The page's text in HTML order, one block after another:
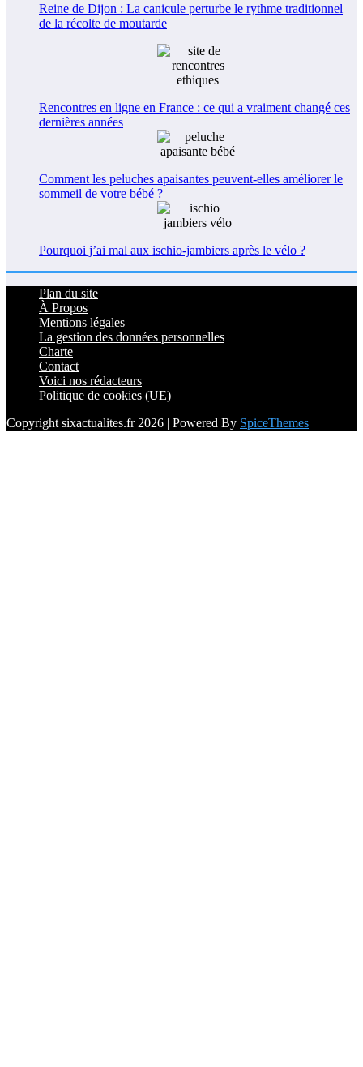
Reine de Dijon : La canicule perturbe le rythme traditionnel
de la récolte de moutarde
Rencontres en ligne en France : ce qui a vraiment changé ces
dernières années
Comment les peluches apaisantes peuvent-elles améliorer le
sommeil de votre bébé ?
Pourquoi j’ai mal aux ischio-jambiers après le vélo ?
Plan du site
À Propos
Mentions légales
La gestion des données personnelles
Charte
Contact
Voici nos rédacteurs
Politique de cookies (UE)
Copyright sixactualites.fr 2026 | Powered By SpiceThemes